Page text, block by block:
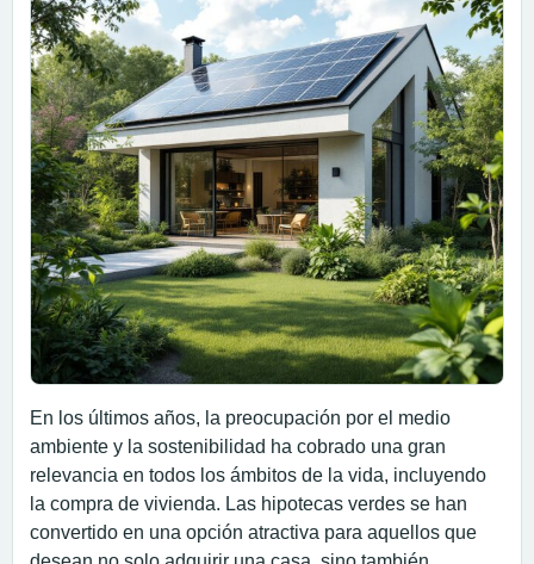
En los últimos años, la preocupación por el medio
ambiente y la sostenibilidad ha cobrado una gran
relevancia en todos los ámbitos de la vida, incluyendo
la compra de vivienda. Las hipotecas verdes se han
convertido en una opción atractiva para aquellos que